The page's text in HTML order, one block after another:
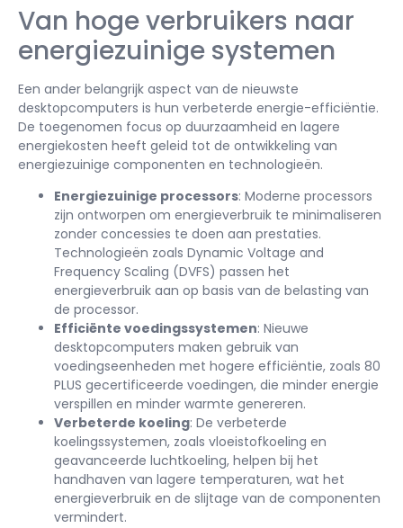
Van hoge verbruikers naar
energiezuinige systemen
Een ander belangrijk aspect van de nieuwste
desktopcomputers is hun verbeterde energie-efficiëntie.
De toegenomen focus op duurzaamheid en lagere
energiekosten heeft geleid tot de ontwikkeling van
energiezuinige componenten en technologieën.
Energiezuinige processors: Moderne processors
zijn ontworpen om energieverbruik te minimaliseren
zonder concessies te doen aan prestaties.
Technologieën zoals Dynamic Voltage and
Frequency Scaling (DVFS) passen het
energieverbruik aan op basis van de belasting van
de processor.
Efficiënte voedingssystemen: Nieuwe
desktopcomputers maken gebruik van
voedingseenheden met hogere efficiëntie, zoals 80
PLUS gecertificeerde voedingen, die minder energie
verspillen en minder warmte genereren.
Verbeterde koeling: De verbeterde
koelingssystemen, zoals vloeistofkoeling en
geavanceerde luchtkoeling, helpen bij het
handhaven van lagere temperaturen, wat het
energieverbruik en de slijtage van de componenten
vermindert.